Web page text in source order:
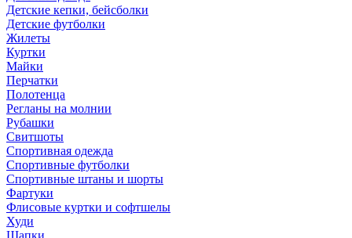
Детские кепки, бейсболки
Детские футболки
Жилеты
Куртки
Майки
Перчатки
Полотенца
Регланы на молнии
Рубашки
Свитшоты
Спортивная одежда
Спортивные футболки
Спортивные штаны и шорты
Фартуки
Флисовые куртки и софтшелы
Худи
Шапки